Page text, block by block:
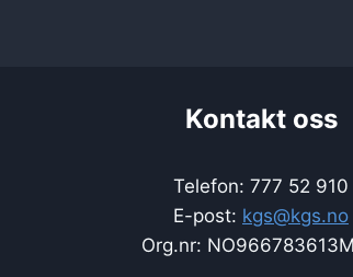
Kontakt oss
Telefon: 777 52 910
E-post: kgs@kgs.no
Org.nr: